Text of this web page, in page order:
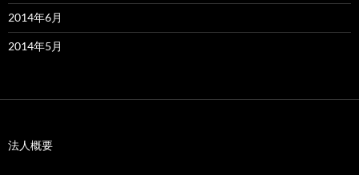
2014年6月
2014年5月
法人概要